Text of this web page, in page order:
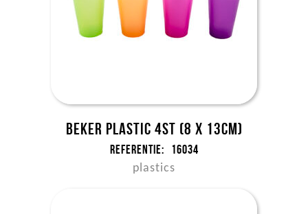
Beker plastic 4st (8 x 13cm)
Referentie: 16034
plastics